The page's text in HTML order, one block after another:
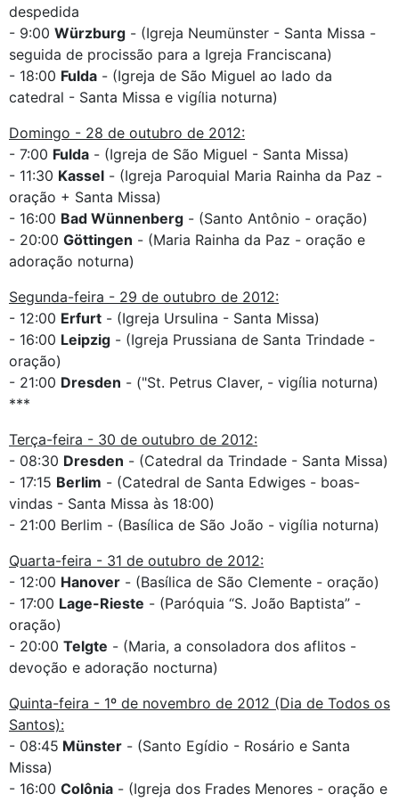
despedida
- 9:00 Würzburg - (Igreja Neumünster - Santa Missa -
seguida de procissão para a Igreja Franciscana)
- 18:00 Fulda - (Igreja de São Miguel ao lado da
catedral - Santa Missa e vigília noturna)
Domingo - 28 de outubro de 2012:
- 7:00 Fulda - (Igreja de São Miguel - Santa Missa)
- 11:30 Kassel - (Igreja Paroquial Maria Rainha da Paz -
oração + Santa Missa)
- 16:00 Bad Wünnenberg - (Santo Antônio - oração)
- 20:00 Göttingen - (Maria Rainha da Paz - oração e
adoração noturna)
Segunda-feira - 29 de outubro de 2012:
- 12:00 Erfurt - (Igreja Ursulina - Santa Missa)
- 16:00 Leipzig - (Igreja Prussiana de Santa Trindade -
oração)
- 21:00 Dresden - ("St. Petrus Claver, - vigília noturna)
***
Terça-feira - 30 de outubro de 2012:
- 08:30 Dresden - (Catedral da Trindade - Santa Missa)
- 17:15 Berlim - (Catedral de Santa Edwiges - boas-
vindas - Santa Missa às 18:00)
- 21:00 Berlim - (Basílica de São João - vigília noturna)
Quarta-feira - 31 de outubro de 2012:
- 12:00 Hanover - (Basílica de São Clemente - oração)
- 17:00 Lage-Rieste - (Paróquia “S. João Baptista” -
oração)
- 20:00 Telgte - (Maria, a consoladora dos aflitos -
devoção e adoração nocturna)
Quinta-feira - 1º de novembro de 2012 (Dia de Todos os
Santos):
- 08:45 Münster - (Santo Egídio - Rosário e Santa
Missa)
- 16:00 Colônia - (Igreja dos Frades Menores - oração e